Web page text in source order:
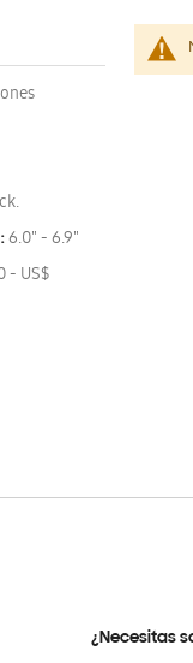
6.0" - 6.9"
- US$
¿Necesitas